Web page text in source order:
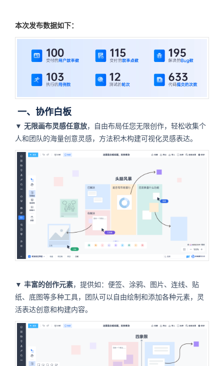
本次发布数据如下：
一、协作白板
▼ 无限画布灵感任意放，自由布局任您无限创作，轻松收集个
人和团队的海量创意灵感，方法积木构建可视化灵感表达。
▼ 丰富的创作元素，提供如：便签、涂鸦、图片、连线、贴
纸、底图等多种工具，团队可以自由绘制和添加各种元素，灵
活表达创意和构建内容。